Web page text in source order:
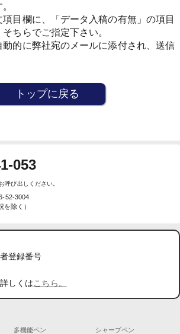
目欄に、「データ入稿の有無」の項目
ちらでご指定下さい。
的に弊社宛のメールに添付され、送信
トップに戻る
053
呼び出しください。
52-3004
除く）
登録番号
しくはこちら。
多機能ペン
シャープペン